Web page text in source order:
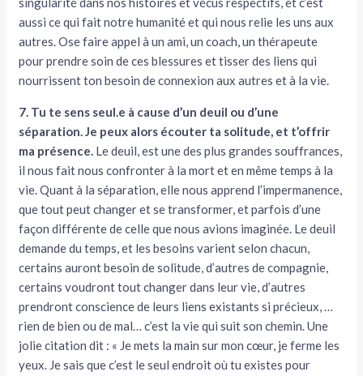
aussi ce qui fait notre humanité et qui nous relie les uns aux
autres. Ose faire appel à un ami, un coach, un thérapeute
pour prendre soin de ces blessures et tisser des liens qui
nourrissent ton besoin de connexion aux autres et à la vie.
7. Tu te sens seul.e à cause d’un deuil ou d’une
séparation. Je peux alors écouter ta solitude, et t’offrir
ma présence. Le deuil, est une des plus grandes souffrances,
il nous fait nous confronter à la mort et en même temps à la
vie. Quant à la séparation, elle nous apprend l’impermanence,
que tout peut changer et se transformer, et parfois d’une
façon différente de celle que nous avions imaginée. Le deuil
demande du temps, et les besoins varient selon chacun,
certains auront besoin de solitude, d’autres de compagnie,
certains voudront tout changer dans leur vie, d’autres
prendront conscience de leurs liens existants si précieux, …
rien de bien ou de mal… c’est la vie qui suit son chemin. Une
jolie citation dit : « Je mets la main sur mon cœur, je ferme les
yeux. Je sais que c’est le seul endroit où tu existes pour